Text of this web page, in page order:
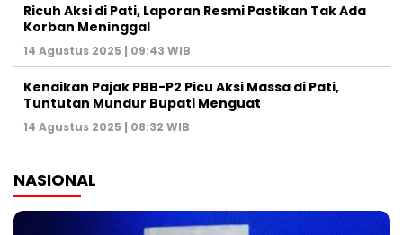
Ricuh Aksi di Pati, Laporan Resmi Pastikan Tak Ada
Korban Meninggal
14 Agustus 2025 | 09:43 WIB
Kenaikan Pajak PBB-P2 Picu Aksi Massa di Pati,
Tuntutan Mundur Bupati Menguat
14 Agustus 2025 | 08:32 WIB
NASIONAL